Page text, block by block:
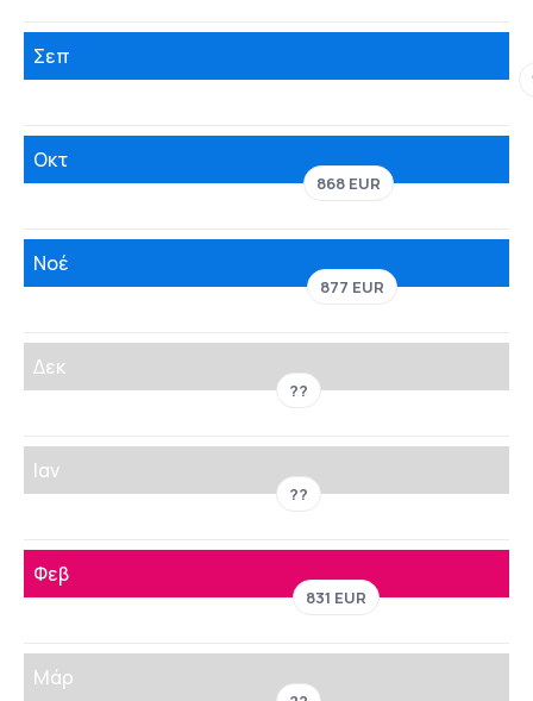
Σεπ
Οκτ
868 EUR
Νοέ
877 EUR
Δεκ
??
Ιαν
??
Φεβ
831 EUR
Μάρ